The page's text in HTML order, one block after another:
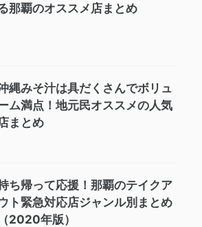
那覇のオススメ店まとめ
縄みそ汁は具だくさんでボリュ
ム満点！地元民オススメの人気
まとめ
ち帰って応援！那覇のテイクア
ト緊急対応店ジャンル別まとめ
（2020年版）